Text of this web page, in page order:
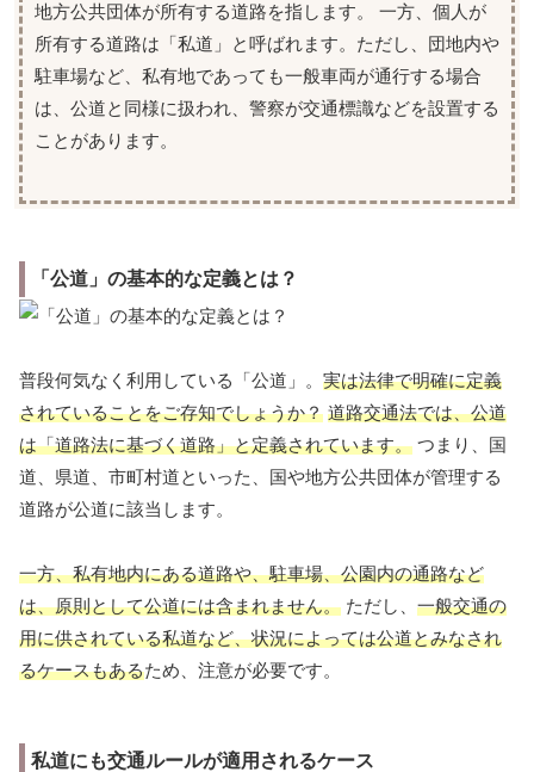
地方公共団体が所有する道路を指します。 一方、個人が
所有する道路は「私道」と呼ばれます。ただし、団地内や
駐車場など、私有地であっても一般車両が通行する場合
は、公道と同様に扱われ、警察が交通標識などを設置する
ことがあります。
「公道」の基本的な定義とは？
普段何気なく利用している「公道」。 実は法律で明確に定義
されていることをご存知でしょうか？ 道路交通法では、公道
は「道路法に基づく道路」と定義されています。 つまり、国
道、県道、市町村道といった、国や地方公共団体が管理する
道路が公道に該当します。
一方、私有地内にある道路や、駐車場、公園内の通路など
は、原則として公道には含まれません。 ただし、 一般交通の
用に供されている私道など、状況によっては公道とみなされ
るケースもあるため、注意が必要です。
私道にも交通ルールが適用されるケース